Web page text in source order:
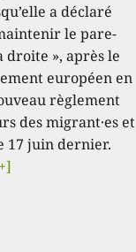
a déclaré
le pare-
droite », après le
européen en
règlement
des migrant·es et
17 juin dernier.